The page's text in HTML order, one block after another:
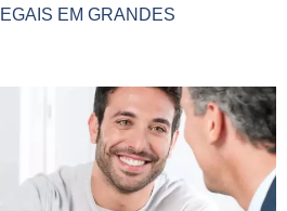
EM GRANDES